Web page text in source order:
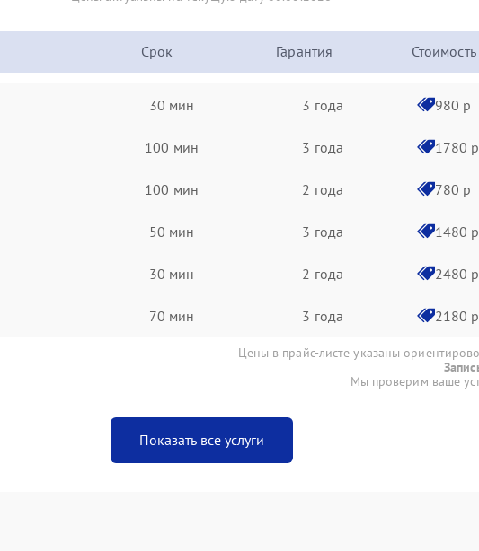
Срок Гарантия Стоимость
30 мин 3 года 980 р
100 мин 3 года 1780 р
100 мин 2 года 780 р
50 мин 3 года 1480 р
30 мин 2 года 2480 р
70 мин 3 года 2180 р
Цены в прайс-листе указаны
Мы проверим ваше
Показать все услуги